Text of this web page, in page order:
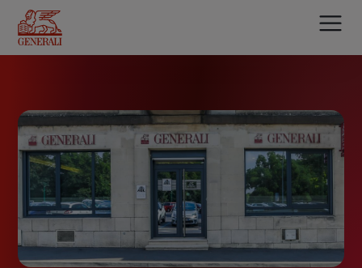
contenu
principal